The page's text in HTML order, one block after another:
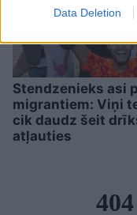
Data Deletion
Stendzenieks asi
migrantiem: Viņi
cik daudz šeit
atļauties